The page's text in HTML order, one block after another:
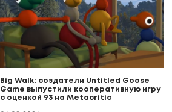
Big Walk: создатели Untitled Goose
Game выпустили кооперативную игру
с оценкой 93 на Metacritic